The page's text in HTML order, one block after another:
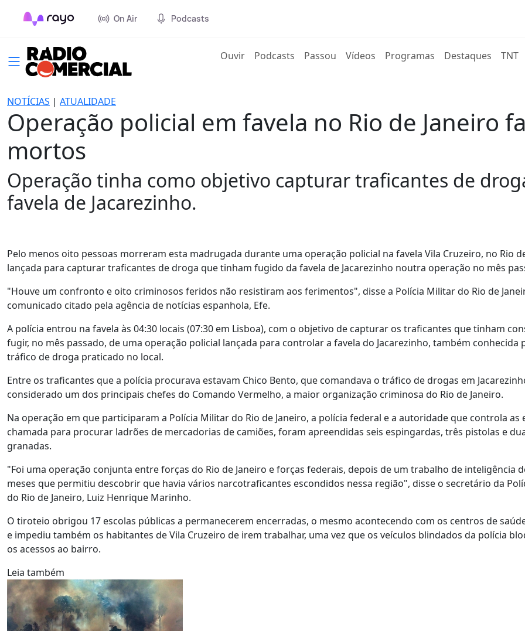
On Air Podcasts
Ouvir(current)
Podcasts Passou Vídeos Programas Destaques TNT
NOTÍCIAS | ATUALIDADE
Operação policial em favela no Rio de Janeiro
mortos
Operação tinha como objetivo capturar traficantes de
favela de Jacarezinho.
Pelo menos oito pessoas morreram esta madrugada durante uma operação policial na favela Vila Cruzeiro, no Rio
lançada para capturar traficantes de droga que tinham fugido da favela de Jacarezinho noutra operação no mês
"Houve um confronto e oito criminosos feridos não resistiram aos ferimentos", disse a Polícia Militar do Rio de
comunicado citado pela agência de notícias espanhola, Efe.
A polícia entrou na favela às 04:30 locais (07:30 em Lisboa), com o objetivo de capturar os traficantes que tinham
fugir, no mês passado, de uma operação policial lançada para controlar a favela do Jacarezinho, também conhecida
tráfico de droga praticado no local.
Entre os traficantes que a polícia procurava estavam Chico Bento, que comandava o tráfico de drogas em
considerado um dos principais chefes do Comando Vermelho, a maior organização criminosa do Rio de Janeiro.
Na operação em que participaram a Polícia Militar do Rio de Janeiro, a polícia federal e a autoridade que controla as
chamada para procurar ladrões de mercadorias de camiões, foram apreendidas seis espingardas, três pistolas e
granadas.
"Foi uma operação conjunta entre forças do Rio de Janeiro e forças federais, depois de um trabalho de inteligência
meses que permitiu descobrir que havia vários narcotraficantes escondidos nessa região", disse o secretário da
do Rio de Janeiro, Luiz Henrique Marinho.
O tiroteio obrigou 17 escolas públicas a permanecerem encerradas, o mesmo acontecendo com os centros de
e impediu também os habitantes de Vila Cruzeiro de irem trabalhar, uma vez que os veículos blindados da polícia
os acessos ao bairro.
Leia também